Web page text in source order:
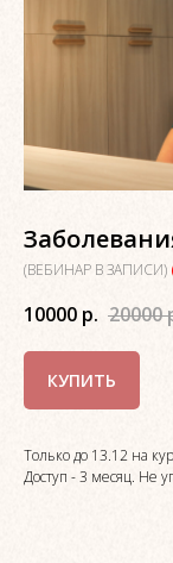
(ВЕБИНАР В ЗАПИСИ)
10000 р. 20000
КУПИТЬ
Только до 13.12 на
Доступ - 3 месяц. Не